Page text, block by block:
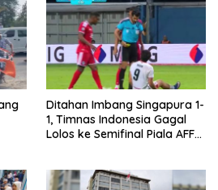
Ditahan Imbang Singapura 1-
1, Timnas Indonesia Gagal
Lolos ke Semifinal Piala AFF